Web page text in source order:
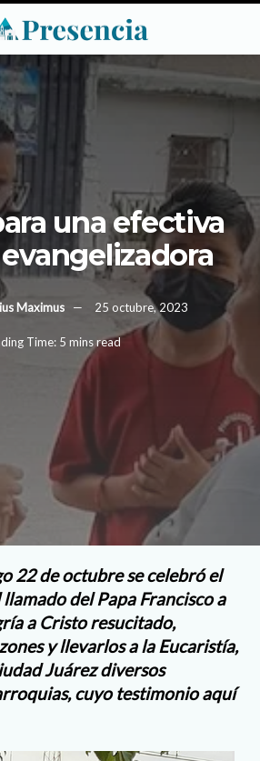
una efectiva
Maximus 25 octubre, 2023
Time: 5 mins read
22 de octubre se celebró el
del Papa Francisco a
a Cristo resucitado,
y llevarlos a la Eucaristía,
Juárez diversos
cuyo testimonio aquí